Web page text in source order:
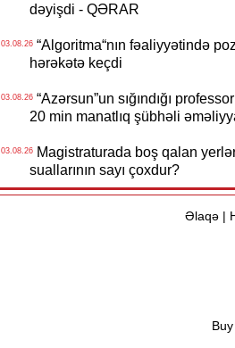
dəyişdi - QƏRAR
03.08.26“Algoritma“nın fəaliyyətində
hərəkətə keçdi
03.08.26“Azərsun”un sığındığı
20 min manatlıq şübhəli
03.08.26Magistraturada boş qalan
suallarının sayı çoxdur?
Əlaqə|